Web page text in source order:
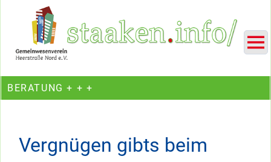
Ein Projekt des Gemeinwesenvereins Heerstraße Nord
BERATUNG + + +
Vergnügen gibts beim